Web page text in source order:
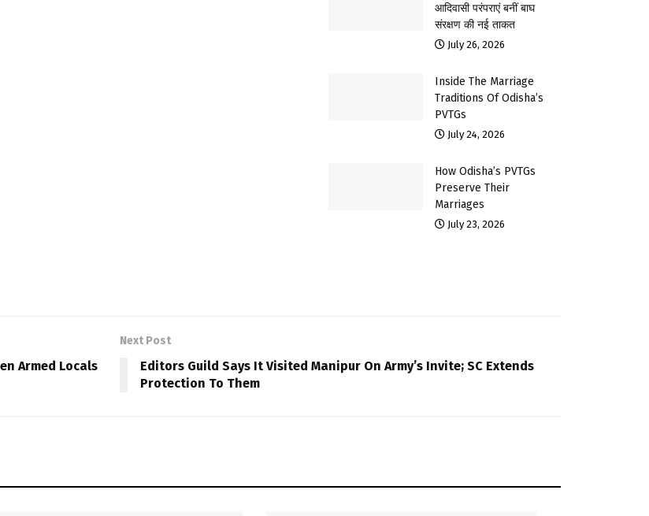
आदिवासी परंपराएं बनीं बाघ
संरक्षण की नई ताकत
July 26, 2026
Inside The Marriage
Traditions Of Odisha’s
PVTGs
July 24, 2026
How Odisha’s PVTGs
Preserve Their
Marriages
July 23, 2026
Armed Locals
Next Post
Editors Guild Says It Visited Manipur On Army’s Invite; SC Extends
Protection To Them